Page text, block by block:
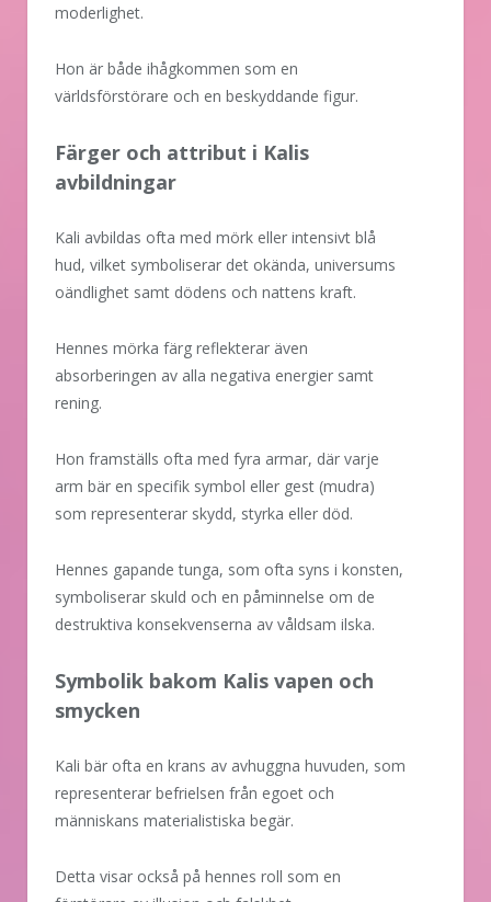
moderlighet.
Hon är både ihågkommen som en
världsförstörare och en beskyddande figur.
Färger och attribut i Kalis
avbildningar
Kali avbildas ofta med mörk eller intensivt blå
hud, vilket symboliserar det okända, universums
oändlighet samt dödens och nattens kraft.
Hennes mörka färg reflekterar även
absorberingen av alla negativa energier samt
rening.
Hon framställs ofta med fyra armar, där varje
arm bär en specifik symbol eller gest (mudra)
som representerar skydd, styrka eller död.
Hennes gapande tunga, som ofta syns i konsten,
symboliserar skuld och en påminnelse om de
destruktiva konsekvenserna av våldsam ilska.
Symbolik bakom Kalis vapen och
smycken
Kali bär ofta en krans av avhuggna huvuden, som
representerar befrielsen från egoet och
människans materialistiska begär.
Detta visar också på hennes roll som en